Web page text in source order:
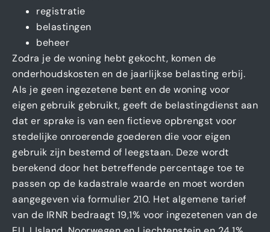
registratie
belastingen
beheer
Zodra je de woning hebt gekocht, komen de
onderhoudskosten en de jaarlijkse belasting erbij.
Als je geen ingezetene bent en de woning voor
eigen gebruik gebruikt, geeft de belastingdienst aan
dat er sprake is van een fictieve opbrengst voor
stedelijke onroerende goederen die voor eigen
gebruik zijn bestemd of leegstaan. Deze wordt
berekend door het betreffende percentage toe te
passen op de kadastrale waarde en moet worden
aangegeven via formulier 210. Het algemene tarief
van de IRNR bedraagt 19,1% voor ingezetenen van de